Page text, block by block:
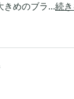
きめのブラ...続